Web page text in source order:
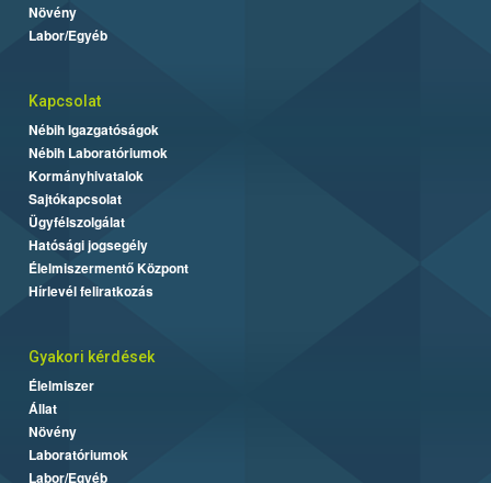
Növény
Labor/Egyéb
Kapcsolat
Nébih Igazgatóságok
Nébih Laboratóriumok
Kormányhivatalok
Sajtókapcsolat
Ügyfélszolgálat
Hatósági jogsegély
Élelmiszermentő Központ
Hírlevél feliratkozás
Gyakori kérdések
Élelmiszer
Állat
Növény
Laboratóriumok
Labor/Egyéb